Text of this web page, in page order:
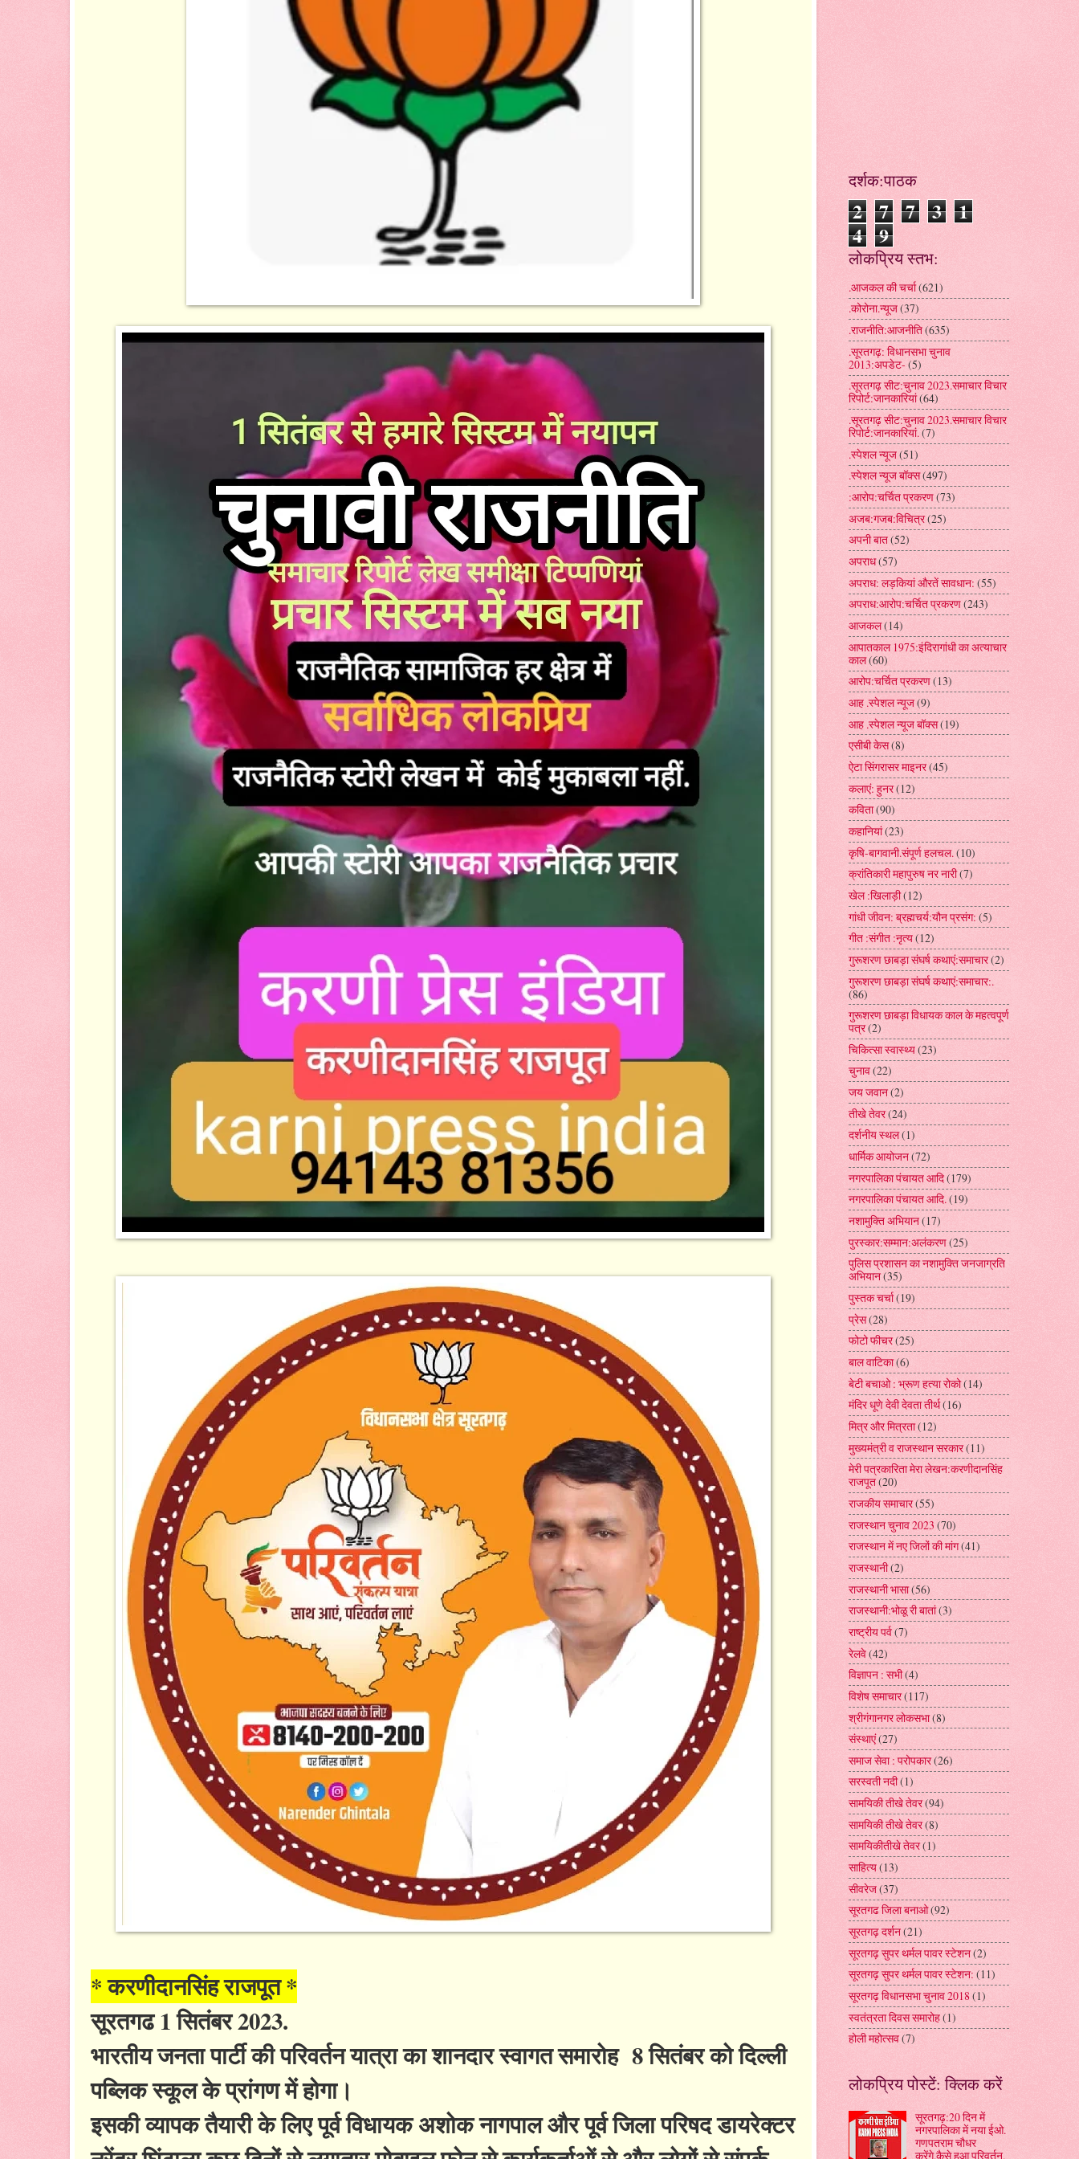
* करणीदानसिंह राजपूत *
सूरतगढ 1 सितंबर 2023.
भारतीय जनता पार्टी की परिवर्तन यात्रा का शानदार स्वागत समारोह 8 सितंबर को दिल्ली
पब्लिक स्कूल के प्रांगण में होगा।
इसकी व्यापक तैयारी के लिए पूर्व विधायक अशोक नागपाल और पूर्व जिला परिषद डायरेक्टर
दर्शक:पाठक
2 7 7 3 1
4 9
लोकप्रिय स्तभ:
.आजकल की चर्चा(621)
.कोरोना.न्यूज(37)
.राजनीति:आजनीति(635)
.सूरतगढ़: विधानसभा चुनाव
2013:अपडेट- (5)
.सूरतगढ़ सीट:चुनाव 2023.समाचार विचार
रिपोर्ट:जानकारियां(64)
.सूरतगढ़ सीट:चुनाव 2023.समाचार विचार
रिपोर्ट:जानकारियां.(7)
.स्पेशल न्यूज(51)
.स्पेशल न्यूज बॉक्स(497)
:आरोप:चर्चित प्रकरण(73)
अजब:गजब:विचित्र(25)
अपनी बात(52)
अपराध(57)
अपराध: लड़कियां औरतें सावधान: (55)
अपराध:आरोप:चर्चित प्रकरण(243)
आजकल(14)
आपातकाल 1975:इंदिरागांधी का अत्याचार
काल(60)
आरोप:चर्चित प्रकरण(13)
आह .स्पेशल न्यूज(9)
आह .स्पेशल न्यूज बॉक्स(19)
एसीबी केस(8)
ऐटा सिंगरासर माइनर(45)
कलाएं: हुनर(12)
कविता(90)
कहानियां(23)
कृषि-बागवानी.संपूर्ण हलचल. (10)
क्रांतिकारी महापुरुष नर नारी(7)
खेल :खिलाड़ी(12)
गांधी जीवन: ब्रह्मचर्य:यौन प्रसंग: (5)
गीत :संगीत :नृत्य(12)
गुरूशरण छाबड़ा संघर्ष कथाएं:समाचार(2)
गुरूशरण छाबड़ा संघर्ष कथाएं:समाचार:.
(86)
गुरूशरण छाबड़ा विधायक काल के महत्वपूर्ण
पत्र(2)
चिकित्सा स्वास्थ्य(23)
चुनाव(22)
जय जवान(2)
तीखे तेवर(24)
दर्शनीय स्थल(1)
धार्मिक आयोजन(72)
नगरपालिका पंचायत आदि(179)
नगरपालिका पंचायत आदि.(19)
नशामुक्ति अभियान(17)
पुरस्कार:सम्मान:अलंकरण(25)
पुलिस प्रशासन का नशामुक्ति जनजाग्रति
अभियान(35)
पुस्तक चर्चा(19)
प्रेस(28)
फोटो फीचर(25)
बाल वाटिका(6)
बेटी बचाओ : भ्रूण हत्या रोको(14)
मंदिर धूणे देवी देवता तीर्थ(16)
मित्र और मित्रता(12)
मुख्यमंत्री व राजस्थान सरकार(11)
मेरी पत्रकारिता मेरा लेखन:करणीदानसिंह
राजपूत(20)
राजकीय समाचार(55)
राजस्थान चुनाव 2023 (70)
राजस्थान में नए जिलों की मांग(41)
राजस्थानी(2)
राजस्थानी भासा(56)
राजस्थानी:भोळू री बातां(3)
राष्ट्रीय पर्व(7)
रेलवे(42)
विज्ञापन : सभी(4)
विशेष समाचार(117)
श्रीगंगानगर लोकसभा(8)
संस्थाएं(27)
समाज सेवा : परोपकार(26)
सरस्वती नदी(1)
सामयिकी तीखे तेवर(94)
सामयिकी तीखे तेवर(8)
सामयिकीतीखे तेवर(1)
साहित्य(13)
सीवरेज(37)
सूरतगढ जिला बनाओ(92)
सूरतगढ़ दर्शन(21)
सूरतगढ़ सुपर थर्मल पावर स्टेशन(2)
सूरतगढ़ सुपर थर्मल पावर स्टेशन: (11)
सूरतगढ़ विधानसभा चुनाव 2018(1)
स्वतंत्रता दिवस समारोह(1)
होली महोत्सव(7)
लोकप्रिय पोस्टें: क्लिक करें
सूरतगढ़:20 दिन में
नगरपालिका में नया ईओ.
गणपतराम चौधर
करेंगे.कैसे हुआ परिवर्तन.